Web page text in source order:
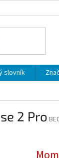
slovník
2 Pro